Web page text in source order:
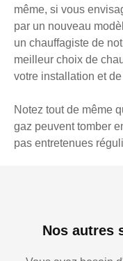
même, si vous
par un nouveau
un chauffagiste de
meilleur choix de
votre installation et
Notez tout de même
gaz peuvent tomber
pas entretenues
Nos autres